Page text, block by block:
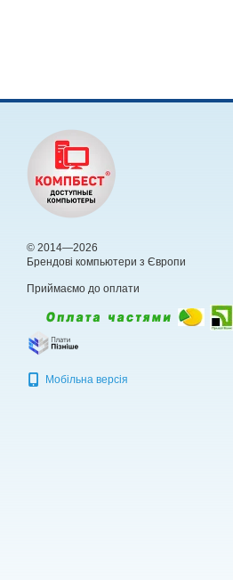
© 2014—2026
Брендові компьютери з Європи
Приймаємо до оплати
Мобільна версія